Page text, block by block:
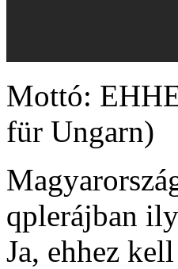
Mottó:
für Ungarn)
qplerájban
Ja, ehhez